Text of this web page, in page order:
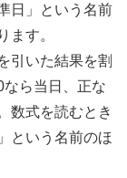
日」という名前
ます。
引いた結果を割
ら当日、正な
数式を読むとき
という名前のほ